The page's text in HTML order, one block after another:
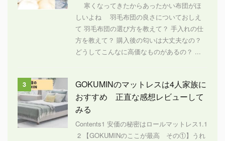
寒くなってきたからあったかい布団がほ
しいよね 羽毛布団の良さについておしえ
て 羽毛布団の選び方を教えて？ 手入れの仕
方を教えて？ 購入後の匂いは大丈夫なの？
どうしてこんなに高価なものがあるの？ ...
3
GOKUMINのマットレスは4人家族に
おすすめ 正直な感想レビューして
みる
Contents1 安価の秘密はロールマットレス1.1
2 【GOKUMINのここが最高 その①】うれ